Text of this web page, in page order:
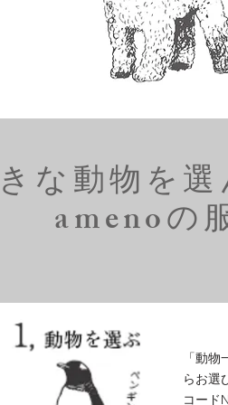
な動物を
amenoの
「動
らお選
コード